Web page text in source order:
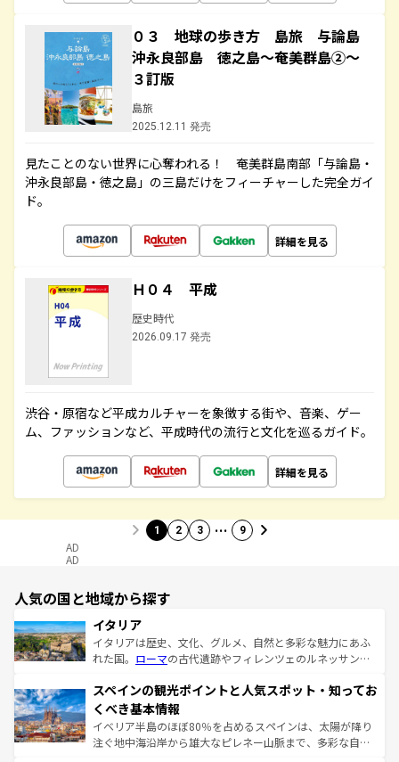
０３ 地球の歩き方 島旅 与論島
沖永良部島 徳之島～奄美群島②～
３訂版
島旅
2025.12.11 発売
見たことのない世界に心奪われる！ 奄美群島南部「与論島・
沖永良部島・徳之島」の三島だけをフィーチャーした完全ガイ
ド。
詳細を見る
Ｈ０４ 平成
歴史時代
2026.09.17 発売
渋谷・原宿など平成カルチャーを象徴する街や、音楽、ゲー
ム、ファッションなど、平成時代の流行と文化を巡るガイド。
詳細を見る
1 2 3 … 9
AD
AD
人気の国と地域から探す
イタリア
イタリアは歴史、文化、グルメ、自然と多彩な魅力にあふ
れた国。 ローマの古代遺跡やフィレンツェのルネッサンス
ろん、トスカーナの美しい田園風景やアマルフィ海岸の絶
景など、自然景観も見逃せない。観光の合間には、本場の
ピザやパスタなど、絶品のイタリア料理を堪能することも
できる。朝目覚めてから夜眠るまで、すべての瞬間を楽し
スペインの観光ポイントと人気スポット・知ってお
くべき基本情報
イベリア半島のほぼ80％を占めるスペインは、太陽が降り
注ぐ地中海沿岸から雄大なピレネー山脈まで、多彩な自然